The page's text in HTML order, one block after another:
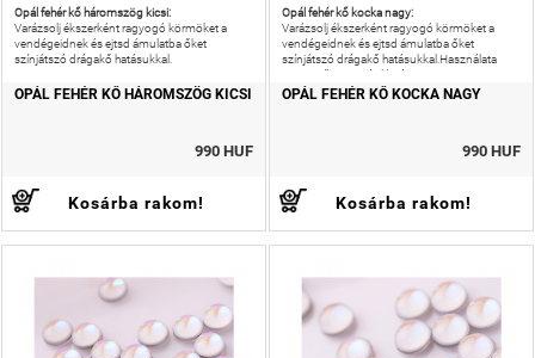
Opál fehér kő háromszög kicsi:
Varázsolj ékszerként ragyogó körmöket a
vendégeidnek és ejtsd ámulatba őket
színjátszó drágakő hatásukkal.
OPÁL FEHÉR KŐ HÁROMSZÖG KICSI
990 HUF
Kosárba rakom!
Opál fehér kő kocka nagy:
Varázsolj ékszerként ragyogó körmöket a
vendégeidnek és ejtsd ámulatba őket
színjátszó drágakő hatásukkal.Használata
egyszerű, gyors és látványos.
OPÁL FEHÉR KŐ KOCKA NAGY
990 HUF
Kosárba rakom!